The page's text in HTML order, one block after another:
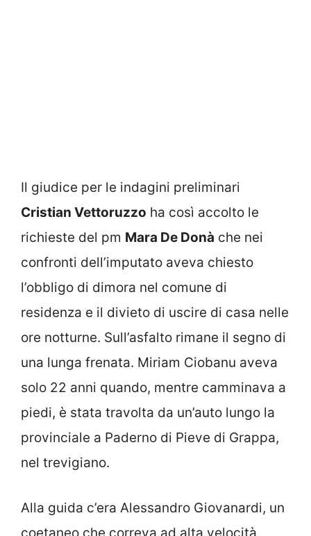
Il giudice per le indagini preliminari
Cristian Vettoruzzo ha così accolto le
richieste del pm Mara De Donà che nei
confronti dell’imputato aveva chiesto
l’obbligo di dimora nel comune di
residenza e il divieto di uscire di casa nelle
ore notturne. Sull’asfalto rimane il segno di
una lunga frenata. Miriam Ciobanu aveva
solo 22 anni quando, mentre camminava a
piedi, è stata travolta da un’auto lungo la
provinciale a Paderno di Pieve di Grappa,
nel trevigiano.
Alla guida c’era Alessandro Giovanardi, un